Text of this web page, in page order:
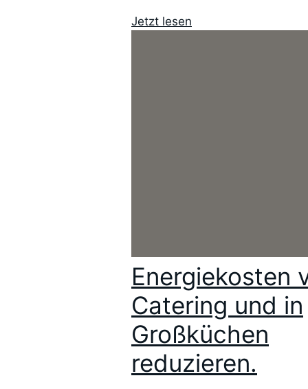
Jetzt lesen
Energiekosten
Catering und in
Großküchen
reduzieren.